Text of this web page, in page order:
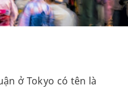
ở Tokyo có tên là